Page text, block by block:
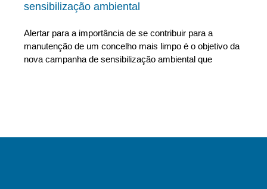
sensibilização ambiental
Alertar para a importância de se contribuir para a
manutenção de um concelho mais limpo é o objetivo da
nova campanha de sensibilização ambiental que